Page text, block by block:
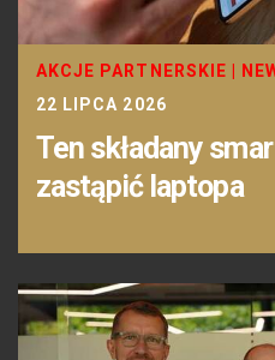
AKCJE PARTNERSKIE
22 LIPCA 2026
Ten składany
zastąpić laptopa